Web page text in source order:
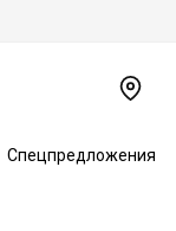
Спецпредложения